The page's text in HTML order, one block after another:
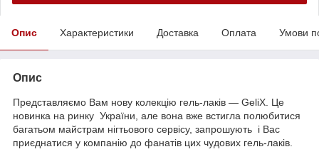
Опис Характеристики Доставка Оплата Умови
Опис
Представляємо Вам нову колекцію гель-лаків — GeliX. Це
новинка на ринку України, але вона вже встигла полюбитися
багатьом майстрам нігтьового сервісу, запрошують і Вас
приєднатися у компанію до фанатів цих чудових гель-лаків.